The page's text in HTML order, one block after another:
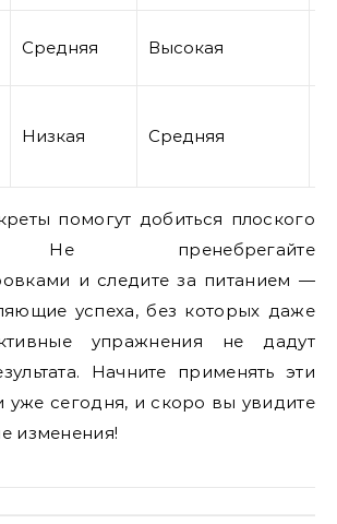
Средняя Высокая
Низкая Средняя
помогут добиться плоского
Не пренебрегайте
и следите за питанием —
успеха, без которых даже
упражнения не дадут
Начните применять эти
уже сегодня, и скоро вы увидите
изменения!